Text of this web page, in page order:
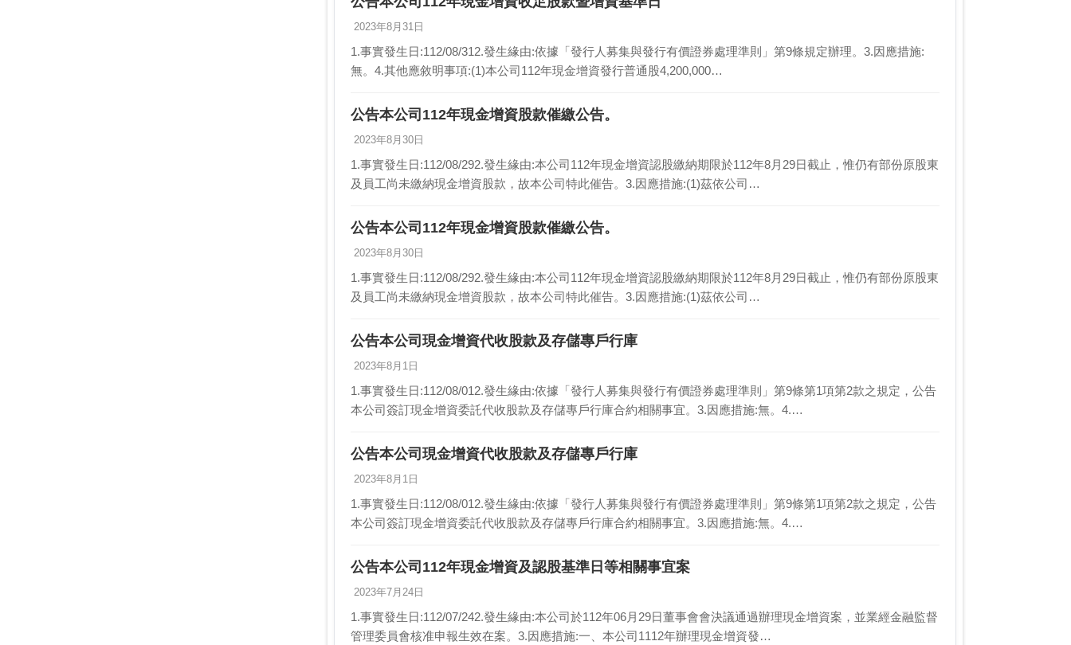
2023年8月31日
1.事實發生日:112/08/312.發生緣由:依據「發行人募集與發行有價證券處理準則」第9條規定辦理。3.因應措施:
無。4.其他應敘明事項:(1)本公司112年現金增資發行普通股4,200,000…
公告本公司112年現金增資股款催繳公告。
2023年8月30日
1.事實發生日:112/08/292.發生緣由:本公司112年現金增資認股繳納期限於112年8月29日截止，惟仍有部份原股東
及員工尚未繳納現金增資股款，故本公司特此催告。3.因應措施:(1)茲依公司…
公告本公司112年現金增資股款催繳公告。
2023年8月30日
1.事實發生日:112/08/292.發生緣由:本公司112年現金增資認股繳納期限於112年8月29日截止，惟仍有部份原股東
及員工尚未繳納現金增資股款，故本公司特此催告。3.因應措施:(1)茲依公司…
公告本公司現金增資代收股款及存儲專戶行庫
2023年8月1日
1.事實發生日:112/08/012.發生緣由:依據「發行人募集與發行有價證券處理準則」第9條第1項第2款之規定，公告
本公司簽訂現金增資委託代收股款及存儲專戶行庫合約相關事宜。3.因應措施:無。4.…
公告本公司現金增資代收股款及存儲專戶行庫
2023年8月1日
1.事實發生日:112/08/012.發生緣由:依據「發行人募集與發行有價證券處理準則」第9條第1項第2款之規定，公告
本公司簽訂現金增資委託代收股款及存儲專戶行庫合約相關事宜。3.因應措施:無。4.…
公告本公司112年現金增資及認股基準日等相關事宜案
2023年7月24日
1.事實發生日:112/07/242.發生緣由:本公司於112年06月29日董事會會決議通過辦理現金增資案，並業經金融監督
管理委員會核准申報生效在案。3.因應措施:一、本公司1112年辦理現金增資發…